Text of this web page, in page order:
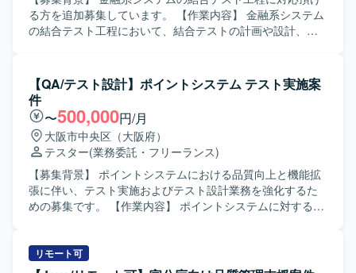
る方を追加募集しています。 【作業内容】 金融系システム
の結合テスト工程において、結合テストの計画や設計、テ
験を活かし、関連する仕様や設計内容を理解したうえでテ
スト観点の洗い出しやテストケースの作成にも携わってい
ただきます。 【求める人物像】 自発的に一人称で動くこと
ができ、与えられたタスクに対して主体的に取り組める方
を求めています。周囲とコミュニケーションを取りなが
ら、テスト品質の向上に貢献していただける方が望ましい
です。 【ポジションの魅力】 金融系システムの結合テスト
工程に関わることで、大規模システムの品質向上に寄与で
きるポジションです。JavaおよびLinux環境での開発スキル
【QA/テスト設計】ポイントシステム テスト実施案
件
〜500,000円/月
大阪市中央区（大阪府）
テスター(業務委託・フリーランス)
【募集背景】 ポイントシステムにおける品質向上と機能拡
張に伴い、テスト実施およびテスト設計業務を強化するた
めの募集です。 【作業内容】 ポイントシステムに対するテ
やAPI連携を踏まえたテスト観点の洗い出しやテストケース
作成、E2E等の自動化テスト設計・実施、テスト結果の整理
リモート可